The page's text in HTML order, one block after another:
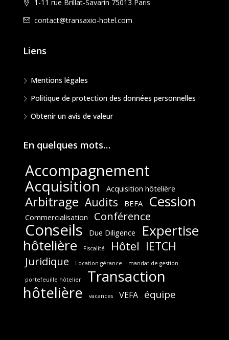
1-11 rue Brillat-Savarin 75013 Paris
contact@transaxio-hotel.com
Liens
Mentions légales
Politique de protection des données personnelles
Obtenir un avis de valeur
En quelques mots…
Accompagnement
Acquisition Acquisition hôtelière
Arbitrage Audits BEFA Cession
Commercialisation Conférence
Conseils Due Diligence
Expertise
hôtelière
Fiscalité Hôtel IETCH
Juridique Location gérance mandat de gestion
portefeuille hôtelier
Transaction
hôtelière
vacances VEFA équipe